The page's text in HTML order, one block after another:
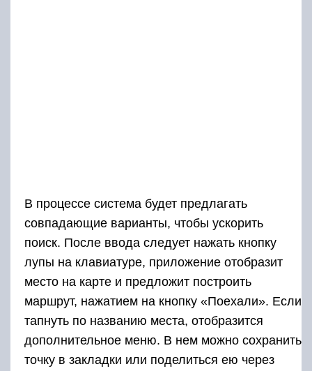
В процессе система будет предлагать
совпадающие варианты, чтобы ускорить
поиск. После ввода следует нажать кнопку
лупы на клавиатуре, приложение отобразит
место на карте и предложит построить
маршрут, нажатием на кнопку «Поехали». Если
тапнуть по названию места, отобразится
дополнительное меню. В нем можно сохранить
точку в закладки или поделиться ею через